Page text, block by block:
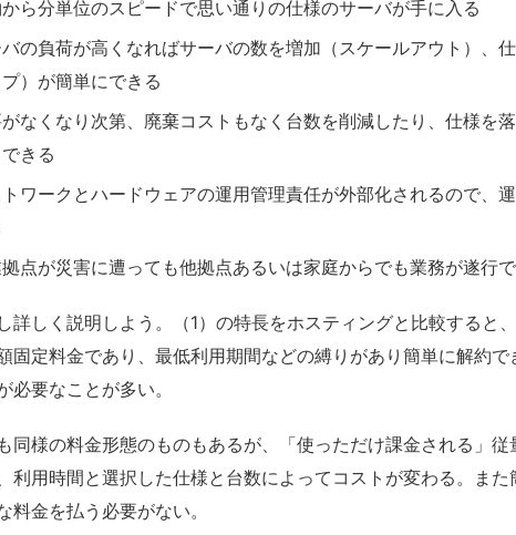
ら分単位のスピードで思い通りの仕様のサーバが手に入る
の負荷が高くなればサーバの数を増加（スケールアウト）、
）が簡単にできる
なくなり次第、廃棄コストもなく台数を削減したり、仕様を
きる
ワークとハードウェアの運用管理責任が外部化されるので、
点が災害に遭っても他拠点あるいは家庭からでも業務が遂行
詳しく説明しよう。（1）の特長をホスティングと比較すると
固定料金であり、最低利用期間などの縛りがあり簡単に解約
必要なことが多い。
同様の料金形態のものもあるが、「使っただけ課金される」従
利用時間と選択した仕様と台数によってコストが変わる。ま
料金を払う必要がない。